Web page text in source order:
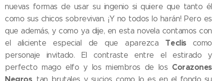
nuevas formas de usar su ingenio si quiere que tanto él
como sus chicos sobrevivan. ¡Y no todos lo harán! Pero es
que además, y como ya dije, en esta novela contamos con
el aliciente especial de que aparezca Teclis como
personaje invitado. El contraste entre el estirado y
perfecto mago elfo y los miembros de los Corazones